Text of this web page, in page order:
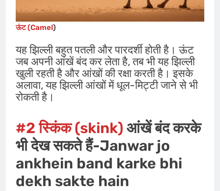
ऊंट(Camel)
यह झिल्ली बहुत पतली और पारदर्शी होती है। ऊंट
जब अपनी आंखें बंद कर लेता है, तब भी यह झिल्ली
खुली रहती है और आंखों की रक्षा करती है। इसके
अलावा, यह झिल्ली आंखों में धूल-मिट्टी जाने से भी
रोकती है।
#2 स्किंक(skink) आंखें बंद करके
भी देख सकते हैं-Janwar jo
ankhein band karke bhi
dekh sakte hain